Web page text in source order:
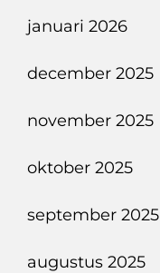
januari 2026
december 2025
november 2025
oktober 2025
september 2025
augustus 2025